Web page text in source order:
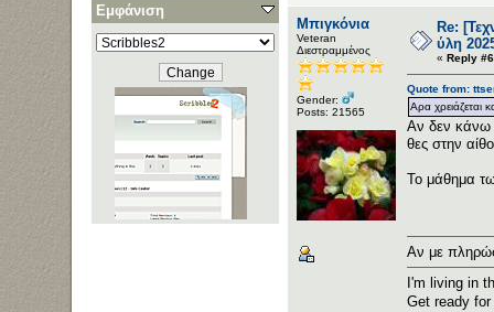
Εμφάνιση
Μπιγκόνια
Veteran
Διεστραμμένος
Gender:
Posts: 21565
Re:
ύλη
« Reply
Quote from:
Αρα χρειάζεται
Αν δεν κάνω
θες στην
Το μάθημα
Αν με
I'm living in
Get ready